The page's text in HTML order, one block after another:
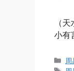
（
小有
分
周